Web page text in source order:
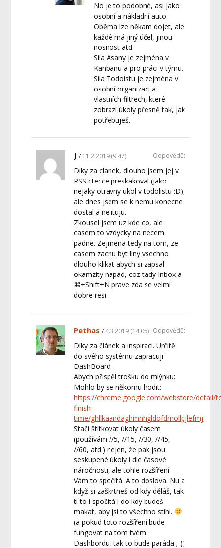
No je to podobné, asi jako
osobní a nákladní auto.
Oběma lze někam dojet, ale
každé má jiný účel, jinou
nosnost atd.
Síla Asany je zejména v
Kanbanu a pro práci v týmu.
Síla Todoistu je zejména v
osobní organizaci a
vlastních filtrech, které
zobrazí úkoly přesně tak, jak
potřebuješ.
J 11.2.2019 (9:47)
Diky za clanek, dlouho jsem jej v
RSS ctecce preskakoval (jako
nejaky otravny ukol v todolistu :D),
ale dnes jsem se k nemu konecne
dostal a nelituju.
Zkousel jsem uz kde co, ale
casem to vzdycky na necem
padne. Zejmena tedy na tom, ze
casem zacnu byt liny vsechno
dlouho klikat abych si zapsal
okamzity napad, coz tady Inbox a
⌘+Shift+N prave zda se velmi
dobre resi.
Odpovědět
Pethas 4.3.2019 (14:05)
Díky za článek a inspiraci. Určitě
do svého systému zapracuji
DashBoard.
Abych přispěl trošku do mlýnku:
Mohlo by se někomu hodit:
https://chrome.google.com/webstore/detail/
finish-
time/ghllkaandaghmnhgldofdmollpjlefmj
Stačí štítkovat úkoly časem
(používám //5, //15, //30, //45,
//60, atd.) nejen, že pak jsou
seskupené úkoly i dle časové
náročnosti, ale tohle rozšíření
Vám to spočítá. A to doslova. Nu a
když si zaškrtneš od kdy děláš, tak
ti to i spočítá i do kdy budeš
makat, aby jsi to všechno stihl.
(a pokud toto rozšíření bude
fungovat na tom tvém
Dashbordu, tak to bude paráda ;-))
Odpovědět